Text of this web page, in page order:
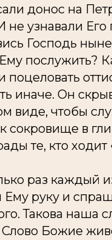
донос на
не узнавали
Господь
послужить?
поцеловать
иначе. Он
виде, чтобы
сокровище в
те, кто
раз каждый
руку и
Такова наша
Божие